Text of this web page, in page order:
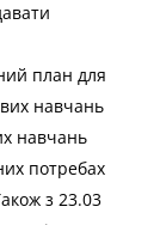
план для
навчань
навчань
потребах
з 23.03